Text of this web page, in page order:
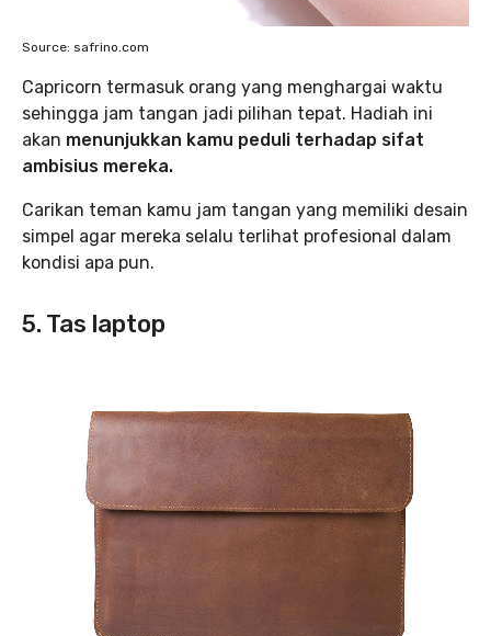
Source: safrino.com
Capricorn termasuk orang yang menghargai waktu
sehingga jam tangan jadi pilihan tepat. Hadiah ini
akan menunjukkan kamu peduli terhadap sifat
ambisius mereka.
Carikan teman kamu jam tangan yang memiliki desain
simpel agar mereka selalu terlihat profesional dalam
kondisi apa pun.
5. Tas laptop